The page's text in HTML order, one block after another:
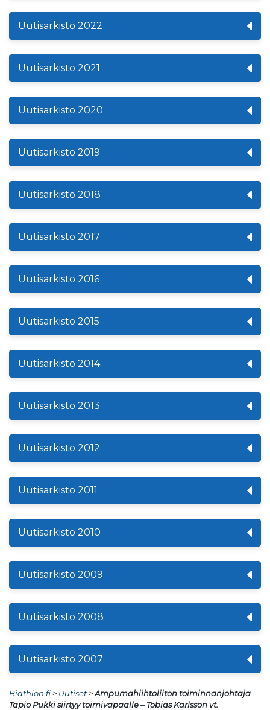
Uutisarkisto 2022
Uutisarkisto 2021
Uutisarkisto 2020
Uutisarkisto 2019
Uutisarkisto 2018
Uutisarkisto 2017
Uutisarkisto 2016
Uutisarkisto 2015
Uutisarkisto 2014
Uutisarkisto 2013
Uutisarkisto 2012
Uutisarkisto 2011
Uutisarkisto 2010
Uutisarkisto 2009
Uutisarkisto 2008
Uutisarkisto 2007
Biathlon.fi> Uutiset>Ampumahiihtoliiton toiminnanjohtaja
Tapio Pukki siirtyy toimivapaalle – Tobias Karlsson vt.